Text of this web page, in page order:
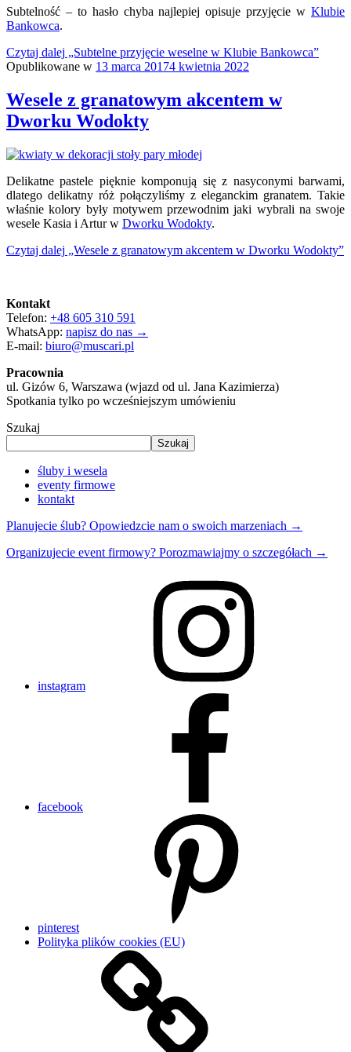
Subtelność – to hasło chyba najlepiej opisuje przyjęcie w Klubie
Bankowca.
Czytaj dalej „Subtelne przyjęcie weselne w Klubie Bankowca”
Opublikowane w 13 marca 20174 kwietnia 2022
Wesele z granatowym akcentem w
Dworku Wodokty
Delikatne pastele pięknie komponują się z nasyconymi barwami,
dlatego delikatny róż połączyliśmy z eleganckim granatem. Takie
właśnie kolory były motywem przewodnim jaki wybrali na swoje
wesele Kasia i Artur w Dworku Wodokty.
Czytaj dalej „Wesele z granatowym akcentem w Dworku Wodokty”
Kontakt
Telefon: +48 605 310 591
WhatsApp: napisz do nas →
E-mail: biuro@muscari.pl
Pracownia
ul. Gizów 6, Warszawa (wjazd od ul. Jana Kazimierza)
Spotkania tylko po wcześniejszym umówieniu
Szukaj
Szukaj
śluby i wesela
eventy firmowe
kontakt
Planujecie ślub? Opowiedzcie nam o swoich marzeniach →
Organizujecie event firmowy? Porozmawiajmy o szczegółach →
instagram
facebook
pinterest
Polityka plików cookies (EU)